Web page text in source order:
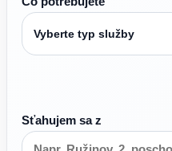
Sťahujem sa z